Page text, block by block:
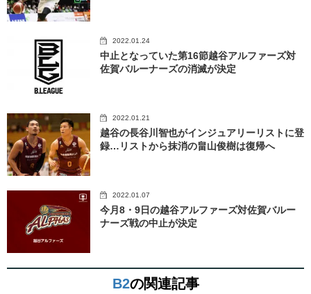
2022.01.24
中止となっていた第16節越谷アルファーズ対
佐賀バルーナーズの消滅が決定
2022.01.21
越谷の長谷川智也がインジュアリーリストに登
録…リストから抹消の畠山俊樹は復帰へ
2022.01.07
今月8・9日の越谷アルファーズ対佐賀バルー
ナーズ戦の中止が決定
B2の関連記事